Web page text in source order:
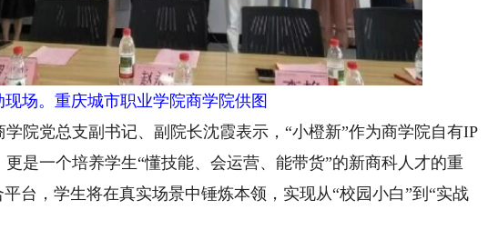
现场。重庆城市职业学院商学院供图
党总支副书记、副院长沈霞表示，“小橙新”作为商学院自有IP
是一个培养学生“懂技能、会运营、能带货”的新商科人才的重
台，学生将在真实场景中锤炼本领，实现从“校园小白”到“实战